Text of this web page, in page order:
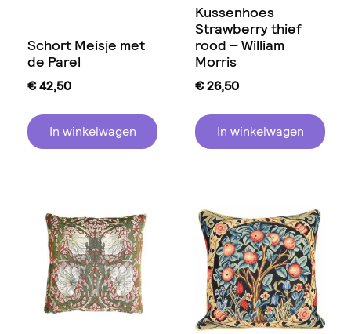
Schort Meisje met
de Parel
€42,50
In winkelwagen
Kussenhoes
Strawberry thief
rood – William
Morris
€26,50
In winkelwagen